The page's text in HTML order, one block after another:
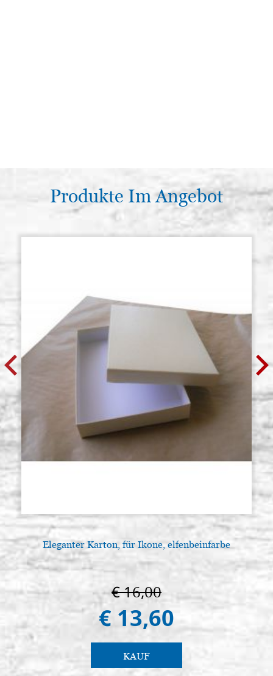
Produkte Im Angebot
Eleganter Karton, für Ikone, elfenbeinfarbe
€ 16,00
€ 13,60
KAUF